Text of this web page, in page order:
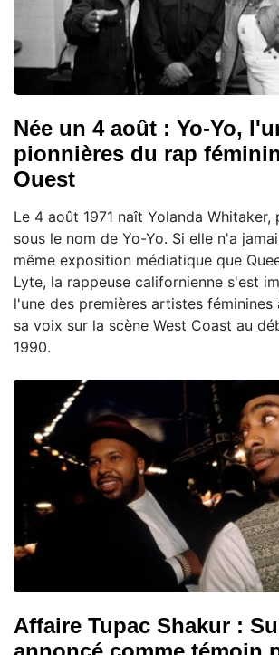
Née un 4 août : Yo-Yo,
pionnières du rap
Ouest
Le 4 août 1971 naît Yolanda Whitaker,
sous le nom de Yo-Yo. Si elle n'a
même exposition médiatique que
Lyte, la rappeuse californienne s'est
l'une des premières artistes féminines
sa voix sur la scène West Coast au
1990.
Affaire Tupac Shakur :